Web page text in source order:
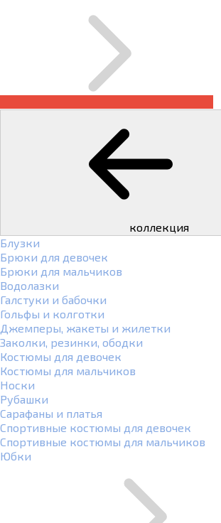
коллекция
Блузки
Брюки для девочек
Брюки для мальчиков
Водолазки
Галстуки и бабочки
Гольфы и колготки
Джемперы, жакеты и жилетки
Заколки, резинки, ободки
Костюмы для девочек
Костюмы для мальчиков
Носки
Рубашки
Сарафаны и платья
Спортивные костюмы для девочек
Спортивные костюмы для мальчиков
Юбки